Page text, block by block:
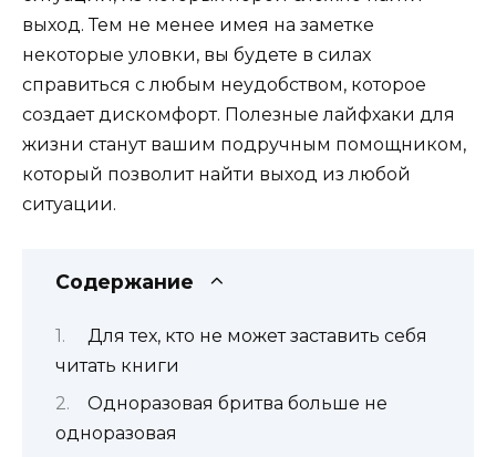
выход. Тем не менее имея на заметке
некоторые уловки, вы будете в силах
справиться с любым неудобством, которое
создает дискомфорт. Полезные лайфхаки для
жизни станут вашим подручным помощником,
который позволит найти выход из любой
ситуации.
Содержание
Для тех, кто не может заставить себя
читать книги
Одноразовая бритва больше не
одноразовая